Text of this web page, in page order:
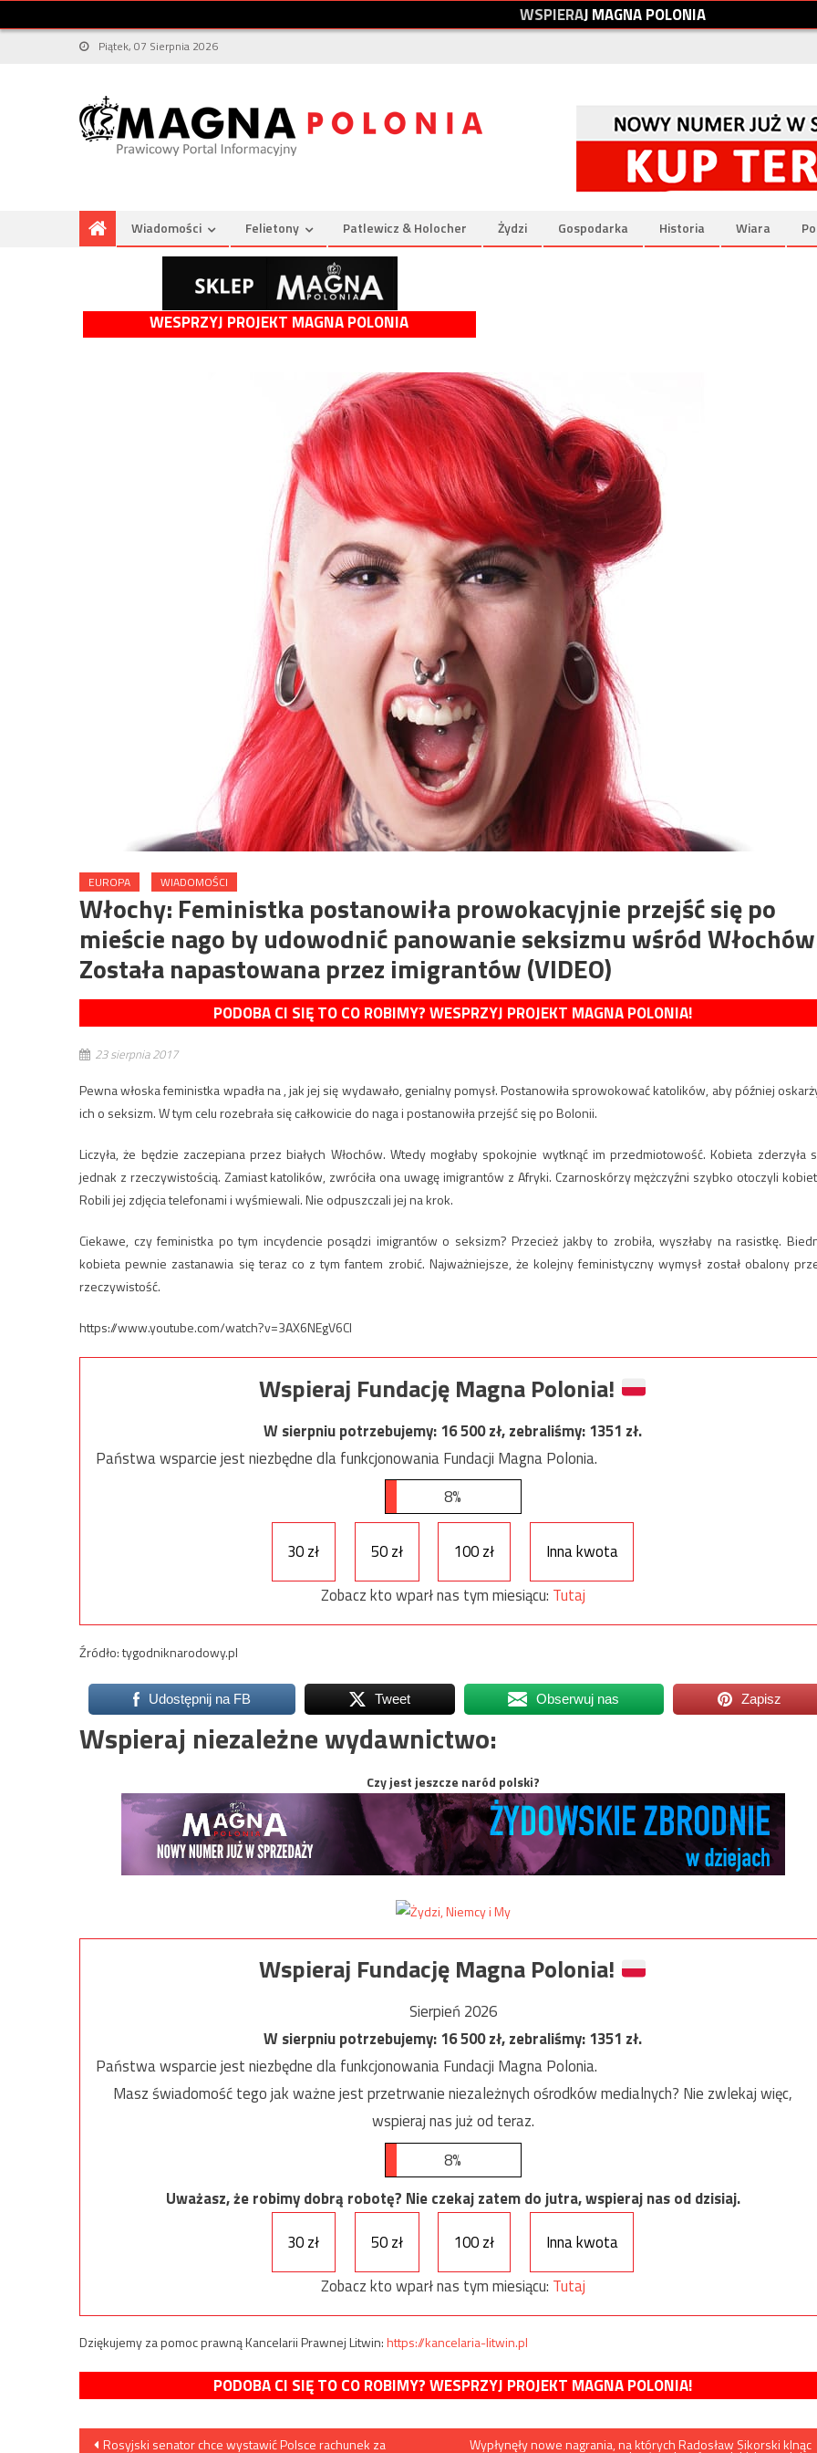
WSPIERAJMAGNAPOLONIA
Piątek, 07 Sierpnia 2026
Wiadomości Felietony Patlewicz & Holocher Żydzi Gospodarka Historia Wiara
WESPRZYJ PROJEKT MAGNA POLONIA
EUROPA WIADOMOŚCI
Włochy: Feministka postanowiła prowokacyjnie przejść się po
mieście nago by udowodnić panowanie seksizmu wśród
Została napastowana przez imigrantów (VIDEO)
PODOBA CI SIĘ TO CO ROBIMY? WESPRZYJ PROJEKT MAGNA POLONIA!
23 sierpnia 2017
Pewna włoska feministka wpadła na , jak jej się wydawało, genialny pomysł. Postanowiła sprowokować katolików, aby później
ich o seksizm. W tym celu rozebrała się całkowicie do naga i postanowiła przejść się po Bolonii.
Liczyła, że będzie zaczepiana przez białych Włochów. Wtedy mogłaby spokojnie wytknąć im przedmiotowość. Kobieta zderzyła
jednak z rzeczywistością. Zamiast katolików, zwróciła ona uwagę imigrantów z Afryki. Czarnoskórzy mężczyźni szybko otoczyli
Robili jej zdjęcia telefonami i wyśmiewali. Nie odpuszczali jej na krok.
Ciekawe, czy feministka po tym incydencie posądzi imigrantów o seksizm? Przecież jakby to zrobiła, wyszłaby na rasistkę.
kobieta pewnie zastanawia się teraz co z tym fantem zrobić. Najważniejsze, że kolejny feministyczny wymysł został obalony
rzeczywistość.
https://www.youtube.com/watch?v=3AX6NEgV6CI
Wspieraj Fundację Magna Polonia!
W sierpniu potrzebujemy:16 500zł, zebraliśmy:1351 zł.
Państwa wsparcie jest niezbędne dla funkcjonowania Fundacji Magna Polonia.
8%
30 zł 50 zł 100 zł
Inna kwota
Zobacz kto wparł nas tym miesiącu: Tutaj
Źródło: tygodniknarodowy.pl
Udostępnij na FB Tweet Obserwuj nas Zapisz
Wspieraj niezależne wydawnictwo:
Czy jest jeszcze naród polski?
Wspieraj Fundację Magna Polonia!
Sierpień 2026
W sierpniu potrzebujemy:16 500zł, zebraliśmy:1351 zł.
Państwa wsparcie jest niezbędne dla funkcjonowania Fundacji Magna Polonia.
Masz świadomość tego jak ważne jest przetrwanie niezależnych ośrodków medialnych? Nie zwlekaj więc,
wspieraj nas już od teraz.
8%
Uważasz, że robimy dobrą robotę? Nie czekaj zatem do jutra, wspieraj nas od dzisiaj.
30 zł
50 zł 100 zł
Inna kwota
Zobacz kto wparł nas tym miesiącu: Tutaj
Dziękujemy za pomoc prawną Kancelarii Prawnej Litwin:https://kancelaria-litwin.pl
PODOBA CI SIĘ TO CO ROBIMY? WESPRZYJ PROJEKT MAGNA POLONIA!
Rosyjski senator chce wystawić Polsce rachunek za Wypłynęły nowe nagrania, na których Radosław Sikorski klnąc